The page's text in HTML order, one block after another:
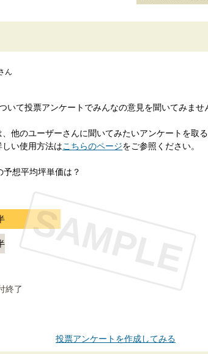
ん
いて投票アンケートでみんなの意見を聞いてみませ
他のユーザーさんに聞いてみたいアンケートを取
い使用方法は こちらのページをご参照ください。
想平均坪単価は？
終了
SAMPLE
投票アンケートを作成してみる